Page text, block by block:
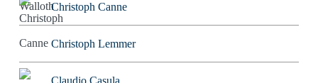
Christoph Canne
Christoph Lemmer